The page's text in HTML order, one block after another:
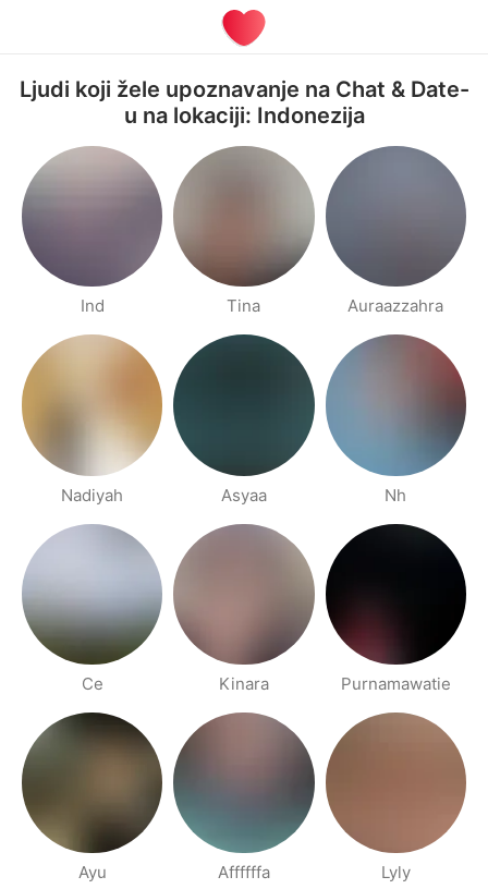
Ljudi koji žele upoznavanje na Chat & Date-
u na lokaciji: Indonezija
Ind Tina Auraazzahra
Nadiyah Asyaa Nh
Ce Kinara Purnamawatie
Ayu Affffffa Lyly